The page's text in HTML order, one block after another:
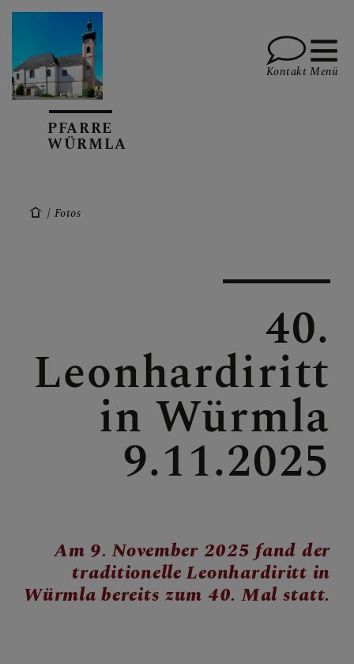
PFARRVERBAND MARIA
GOTTESDIENSTORDNUN
GRUPPEN & RUNDEN
PFARRE
WÜRMLA
Kontakt Menü
Fotos
40.
Leonhardiritt
in Würmla
9.11.2025
Am 9. November 2025 fand der
traditionelle Leonhardiritt in
Würmla bereits zum 40. Mal statt.